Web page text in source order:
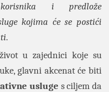
i predlože
kojima će se postići
.
u zajednici koje su
glavni akcenat će biti
usluge s ciljem da